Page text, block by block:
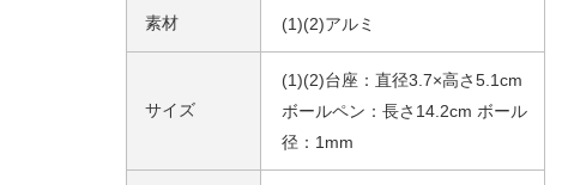
素材 (1)(2)アルミ
サイズ
(1)(2)台座：直径3.7×高さ5.1cm
ボールペン：長さ14.2cm ボール
径：1mm